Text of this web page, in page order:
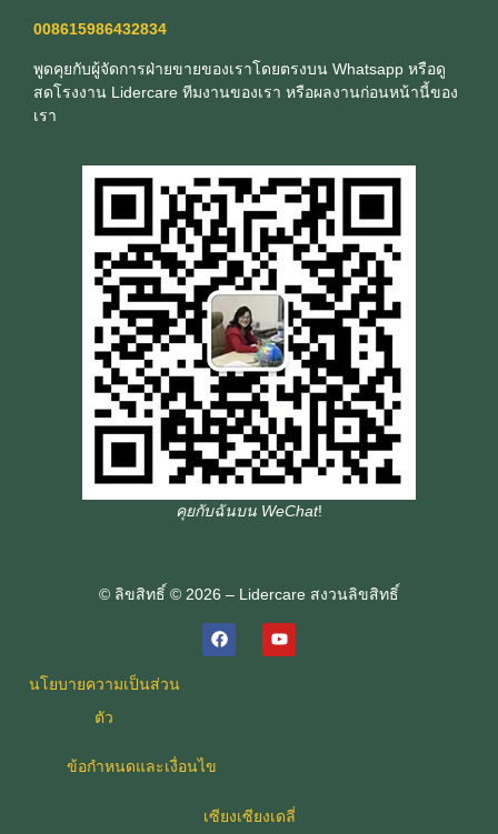
008615986432834
พูดคุยกับผู้จัดการฝ่ายขายของเราโดยตรงบน Whatsapp หรือดู
สดโรงงาน Lidercare ทีมงานของเรา หรือผลงานก่อนหน้านี้ของ
เรา
คุยกับฉันบน WeChat!
© ลิขสิทธิ์ © 2026 – Lidercare สงวนลิขสิทธิ์
นโยบายความเป็นส่วน
ตัว
ข้อกําหนดและเงื่อนไข
เซียงเซียงเดลี่